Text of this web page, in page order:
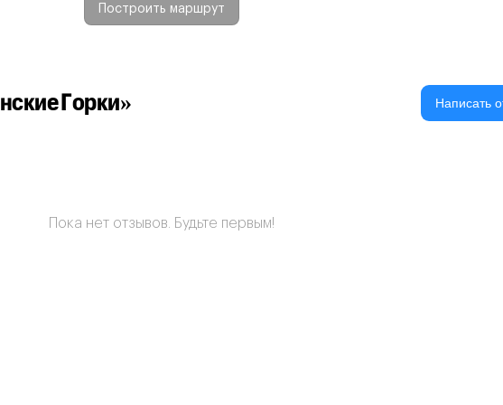
Построить маршрут
Горки» Написать
Пока нет отзывов. Будьте первым!